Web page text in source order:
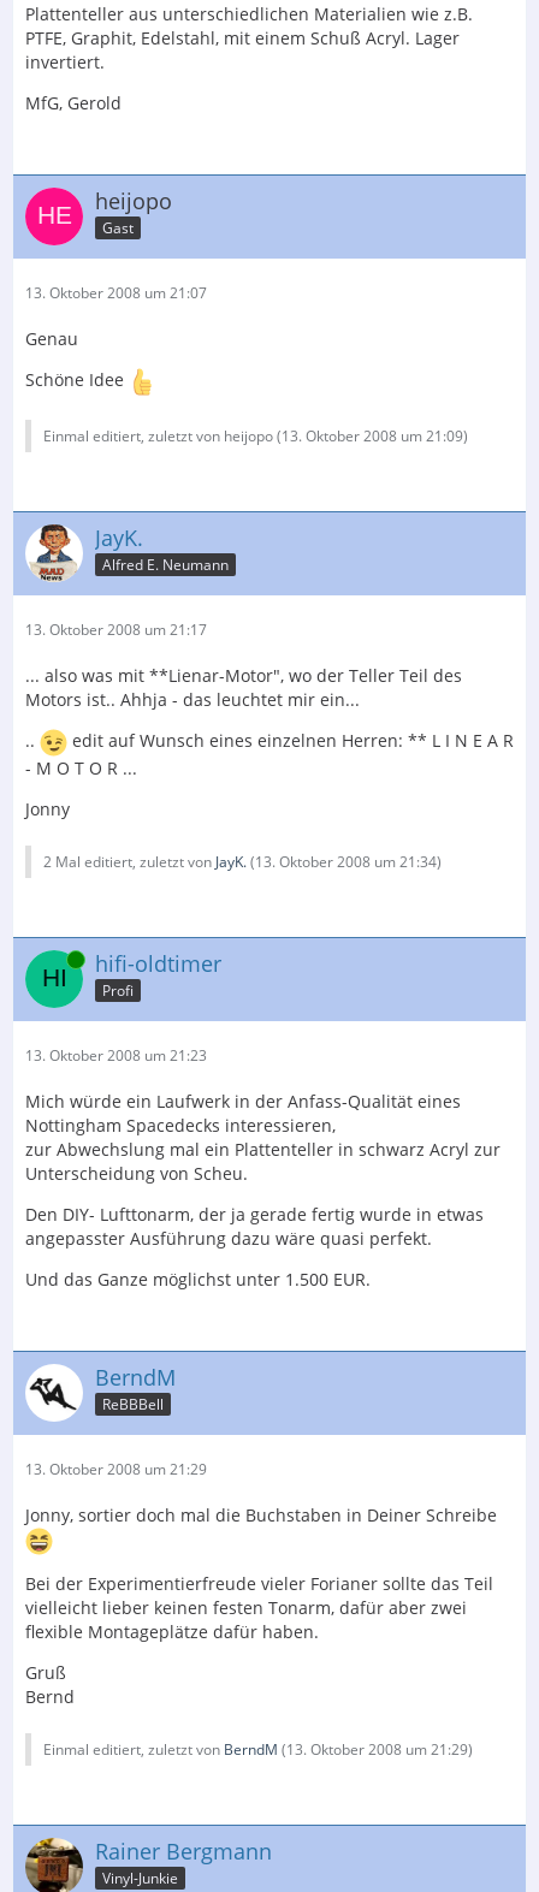
Plattenteller aus unterschiedlichen Materialien wie z.B.
PTFE, Graphit, Edelstahl, mit einem Schuß Acryl. Lager
invertiert.
MfG, Gerold
heijopo
Gast
13. Oktober 2008 um 21:07
Genau
Schöne Idee
Einmal editiert, zuletzt von heijopo (13. Oktober 2008 um 21:09)
JayK.
Alfred E. Neumann
13. Oktober 2008 um 21:17
... also was mit **Lienar-Motor", wo der Teller Teil des
Motors ist.. Ahhja - das leuchtet mir ein...
..
edit auf Wunsch eines einzelnen Herren: ** L I N E A R
- M O T O R ...
Jonny
2 Mal editiert, zuletzt von JayK.(13. Oktober 2008 um 21:34)
Online hifi-oldtimer
Profi
13. Oktober 2008 um 21:23
Mich würde ein Laufwerk in der Anfass-Qualität eines
Nottingham Spacedecks interessieren,
zur Abwechslung mal ein Plattenteller in schwarz Acryl zur
Unterscheidung von Scheu.
Den DIY- Lufttonarm, der ja gerade fertig wurde in etwas
angepasster Ausführung dazu wäre quasi perfekt.
Und das Ganze möglichst unter 1.500 EUR.
BerndM
ReBBBell
13. Oktober 2008 um 21:29
Jonny, sortier doch mal die Buchstaben in Deiner Schreibe
Bei der Experimentierfreude vieler Forianer sollte das Teil
vielleicht lieber keinen festen Tonarm, dafür aber zwei
flexible Montageplätze dafür haben.
Gruß
Bernd
Einmal editiert, zuletzt von BerndM (13. Oktober 2008 um 21:29)
Rainer Bergmann
Vinyl-Junkie